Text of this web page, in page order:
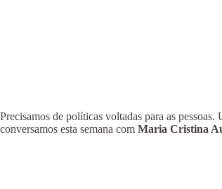
Precisamos de políticas voltadas para as
conversamos esta semana com Maria Cristina